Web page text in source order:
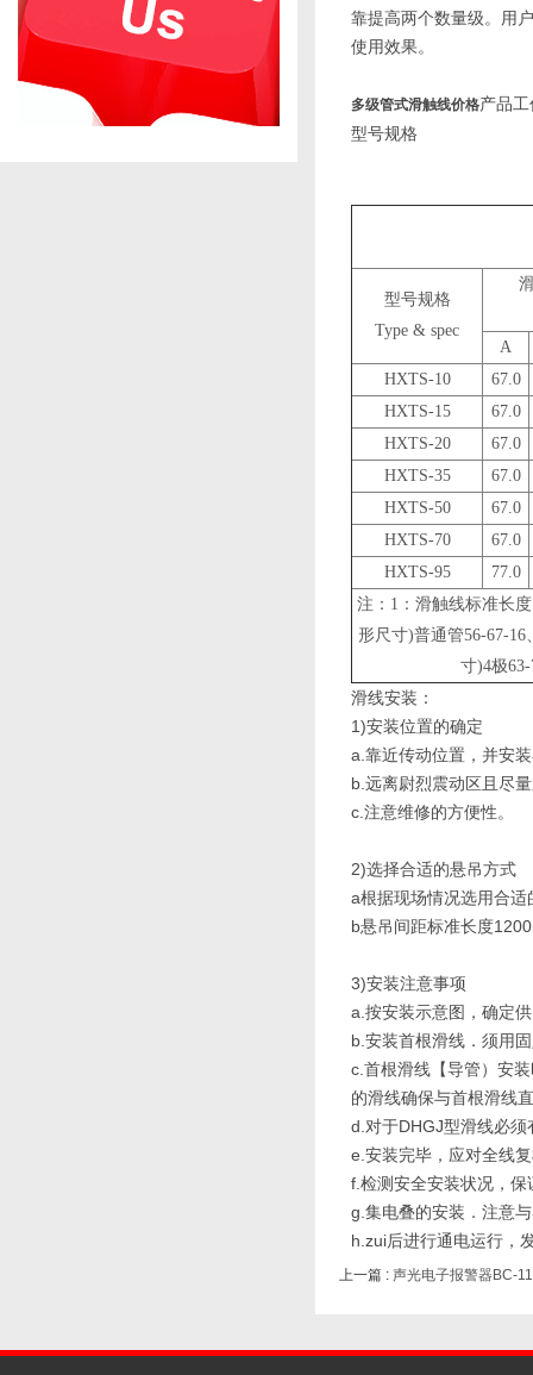
靠提高两个数量级。用
使用效果。
多级管式滑触线价格产品
型号规格
型号规格
Type & spec
A
HXTS-10
67.0
HXTS-15
67.0
HXTS-20
67.0
HXTS-35
67.0
HXTS-50
67.0
HXTS-70
67.0
HXTS-95
77.0
注：1：滑触线标准长
形尺寸)普通管56-67-16
寸)4极63-
滑线安装：
1)安装位置的确定
a.靠近传动位置，并安
b.远离尉烈震动区且尽
c.注意维修的方便性。
2)选择合适的悬吊方式
a根据现场情况选用合
b悬吊间距标准长度
3)安装注意事项
a.按安装示意图，确定
b.安装首根滑线．须用
c.首根滑线【导管）安
的滑线确保与首根滑线
d.对于DHGJ型滑线必
e.安装完毕，应对全线
f.检测安全安装状况，
g.集电叠的安装．注意
h.zui后进行通电运行，
上一篇 : 声光电子报警器BC-